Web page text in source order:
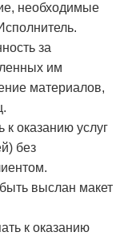
необходимые
за
им
материалов,
к оказанию услуг
без
выслан макет
к оказанию